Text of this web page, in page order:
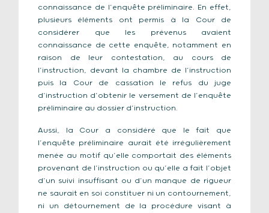
connaissance de l’enquête préliminaire. En effet,
plusieurs éléments ont permis à la Cour de
considérer que les prévenus avaient
connaissance de cette enquête, notamment en
raison de leur contestation, au cours de
l’instruction, devant la chambre de l’instruction
puis la Cour de cassation le refus du juge
d’instruction d’obtenir le versement de l’enquête
préliminaire au dossier d’instruction.
Aussi, la Cour a considéré que le fait que
l’enquête préliminaire aurait été irrégulièrement
menée au motif qu’elle comportait des éléments
provenant de l’instruction ou qu’elle a fait l’objet
d’un suivi insuffisant ou d’un manque de rigueur
ne saurait en soi constituer ni un contournement,
ni un détournement de la procédure visant à